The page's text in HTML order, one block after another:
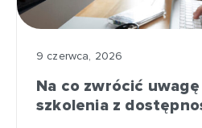
9 czerwca, 2026
Na co zwrócić
szkolenia z